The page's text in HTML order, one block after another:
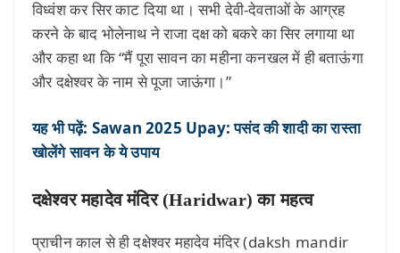
विध्वंश कर सिर काट दिया था। सभी देवी-देवताओं के आग्रह
करने के बाद भोलेनाथ ने राजा दक्ष को बकरे का सिर लगाया था
और कहा था कि “मैं पूरा सावन का महीना कनखल में ही बताऊंगा
और दक्षेश्वर के नाम से पूजा जाऊंगा।”
यह भी पढ़ें: Sawan 2025 Upay: पसंद की शादी का रास्ता
खोलेंगे सावन के ये उपाय
दक्षेश्वर महादेव मंदिर (Haridwar) का महत्व
प्राचीन काल से ही दक्षेश्वर महादेव मंदिर (daksh mandir